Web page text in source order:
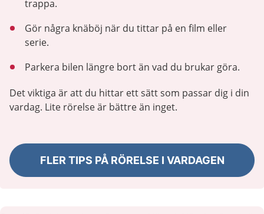
trappa.
Gör några knäböj när du tittar på en film eller
serie.
Parkera bilen längre bort än vad du brukar göra.
Det viktiga är att du hittar ett sätt som passar dig i din
vardag. Lite rörelse är bättre än inget.
FLER TIPS PÅ RÖRELSE I VARDAGEN